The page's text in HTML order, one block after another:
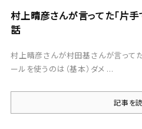
村上晴彦さんが言ってた「片手
話
村上晴彦さんが村田基さんが言って
ールを使うのは（基本）ダメ ...
記事を